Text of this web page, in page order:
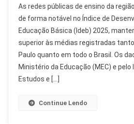
Avança
No
Ideb
2025
E
Supera
As redes públicas de ensino da
de forma notável no Índice de
Educação Básica (Ideb) 2025,
superior às médias registradas
Paulo quanto em todo o Brasil. Os
Ministério da Educação (MEC) e
Estudos e […]
Continue Lendo